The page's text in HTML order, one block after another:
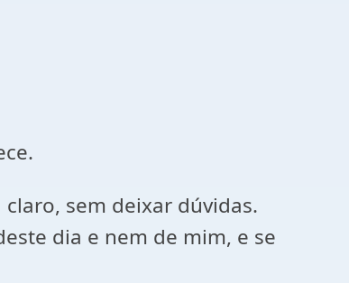
sem deixar dúvidas.
dia e nem de mim, e se